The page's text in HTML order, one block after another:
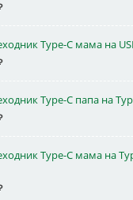
Type-C мама на
Type-C папа на
Type-C мама на